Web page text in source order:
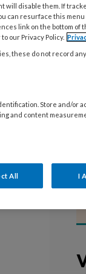
will disable them. If
can resurface this
link on the bottom of
our Privacy Policy.
these do not record
Store and/or
and content
All I